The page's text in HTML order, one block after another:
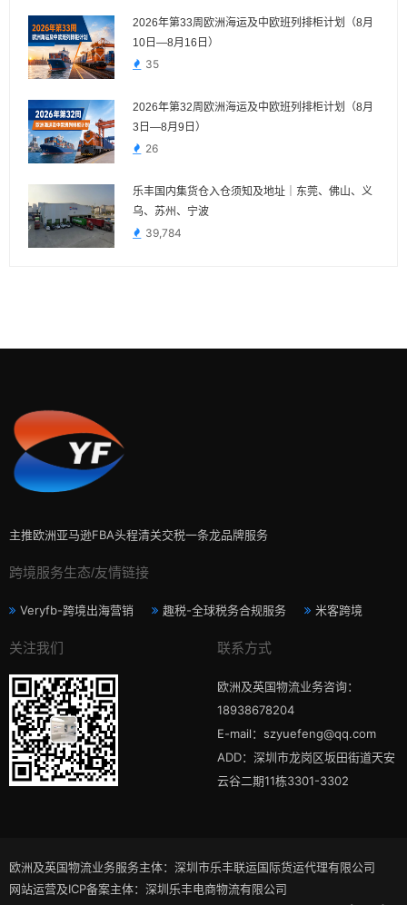
2026年第33周欧洲海运及中欧班列排柜计划（8月
10日—8月16日）
35
2026年第32周欧洲海运及中欧班列排柜计划（8月
3日—8月9日）
26
乐丰国内集货仓入仓须知及地址｜东莞、佛山、义
乌、苏州、宁波
39,784
主推欧洲亚马逊FBA头程清关交税一条龙品牌服务
跨境服务生态/友情链接
Veryfb-跨境出海营销 趣税-全球税务合规服务 米客跨境
关注我们 联系方式
欧洲及英国物流业务咨询：
18938678204
E-mail：szyuefeng@qq.com
ADD：深圳市龙岗区坂田街道天安
云谷二期11栋3301-3302
欧洲及英国物流业务服务主体：深圳市乐丰联运国际货运代理有限公司
网站运营及ICP备案主体：深圳乐丰电商物流有限公司